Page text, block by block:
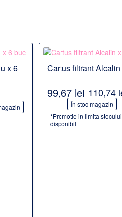
x 6
Detalii
Cartus filtrant
În stoc magazin
*Promotie in limita stocului
disponibil
99,67 lei 110,74